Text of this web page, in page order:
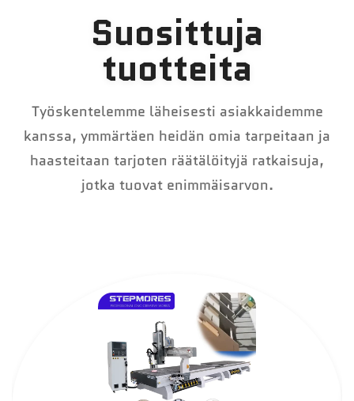
Suosittuja
tuotteita
Työskentelemme läheisesti asiakkaidemme
kanssa, ymmärtäen heidän omia tarpeitaan ja
haasteitaan tarjoten räätälöityjä ratkaisuja,
jotka tuovat enimmäisarvon.